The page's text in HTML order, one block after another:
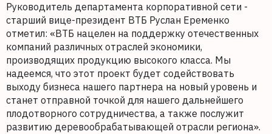
Руководитель департамента корпоративной сети -
старший вице-президент ВТБ Руслан Еременко
отметил: «ВТБ нацелен на поддержку отечественных
компаний различных отраслей экономики,
производящих продукцию высокого класса. Мы
надеемся, что этот проект будет содействовать
выходу бизнеса нашего партнера на новый уровень и
станет отправной точкой для нашего дальнейшего
плодотворного сотрудничества, а также послужит
развитию деревообрабатывающей отрасли региона».